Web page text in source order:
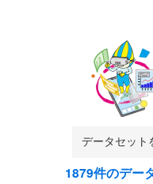
1879件のデー